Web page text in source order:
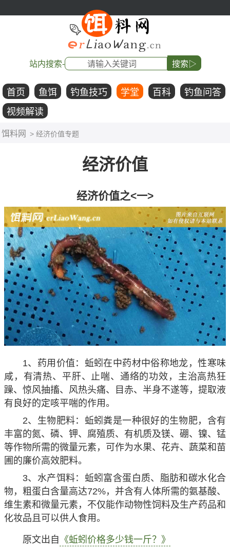
站内搜索- 搜索▷
首页 鱼饵 钓鱼技巧 学堂 百科
钓鱼问答
视频解读
饵料网 > 经济价值专题
经济价值
经济价值之<一>
1、药用价值：蚯蚓在中药材中俗称地龙，性寒味
咸，有清热、平肝、止喘、通络的功效，主治高热狂
躁、惊风抽搐、风热头痛、目赤、半身不遂等，提取液
有良好的定咳平喘的作用。
2、生物肥料：蚯蚓粪是一种很好的生物肥，含有
丰富的氮、磷、钾、腐殖质、有机质及镁、硼、镍、锰
等作物所需的微量元素，可作为水果、花卉、蔬菜和苗
圃的廉价高效肥料。
3、水产饵料：蚯蚓富含蛋白质、脂肪和碳水化合
物，粗蛋白含量高达72%，并含有人体所需的氨基酸、
维生素和微量元素，不仅能作动物性饲料及生产药品和
化妆品且可以供人食用。
原文出自 《蚯蚓价格多少钱一斤？》